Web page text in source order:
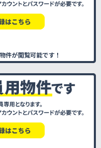
件が閲覧可能です！